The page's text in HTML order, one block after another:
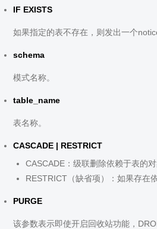
IF EXISTS
如果指定的表不存在，则发出一个
schema
模式名称。
table_name
表名称。
CASCADE | RESTRICT
CASCADE：级联删除依赖于表的对
RESTRICT（缺省项）：如果存在
PURGE
该参数表示即使开启回收站功能，